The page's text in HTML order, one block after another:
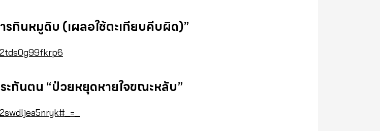
รกินหมูดิบ (เผลอใช้ตะเกียบคีบผิด)”
ะกันตน “ป่วยหยุดหายใจขณะหลับ”